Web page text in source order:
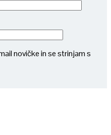
novičke in se strinjam s